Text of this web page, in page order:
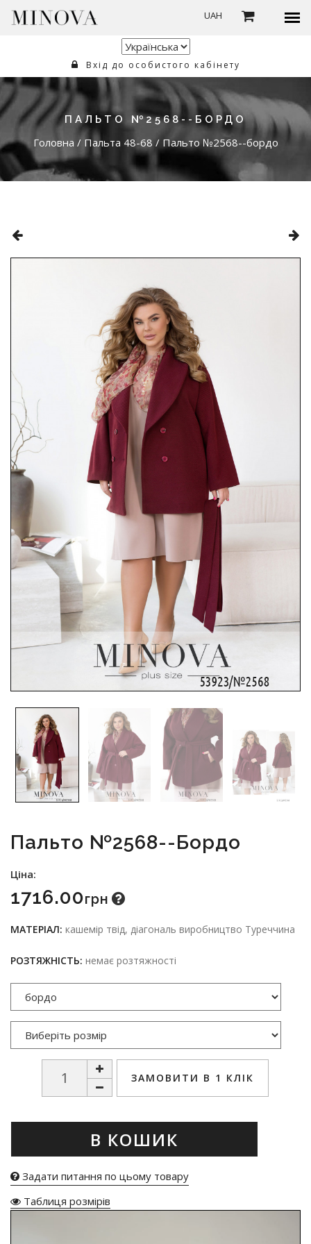
UAH
Вхід до особистого кабінету
ПАЛЬТО №2568--БОРДО
Головна / Пальта 48-68/ Пальто №2568--бордо
Пальто №2568--бордо
Ціна:
1716.00Грн
МАТЕРІАЛ: кашемір твід, діагональ виробництво Туреччина
РОЗТЯЖНІСТЬ: немає розтяжності
ЗАМОВИТИ В 1 КЛІК
В КОШИК
Задати питання по цьому товару
Таблиця розмірів